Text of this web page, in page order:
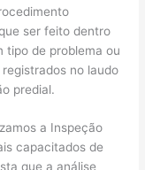
ser feito dentro
tipo de problema ou
no laudo
predial.
a Inspeção
capacitados de
que a análise